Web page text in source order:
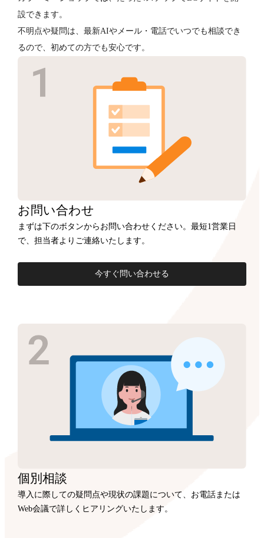
設できます。
不明点や疑問は、最新AIやメール・電話でいつでも相談でき
るので、初めての方でも安心です。
お問い合わせ
まずは下のボタンからお問い合わせください。最短1営業日
で、担当者よりご連絡いたします。
今すぐ問い合わせる
個別相談
導入に際しての疑問点や現状の課題について、お電話または
Web会議で詳しくヒアリングいたします。